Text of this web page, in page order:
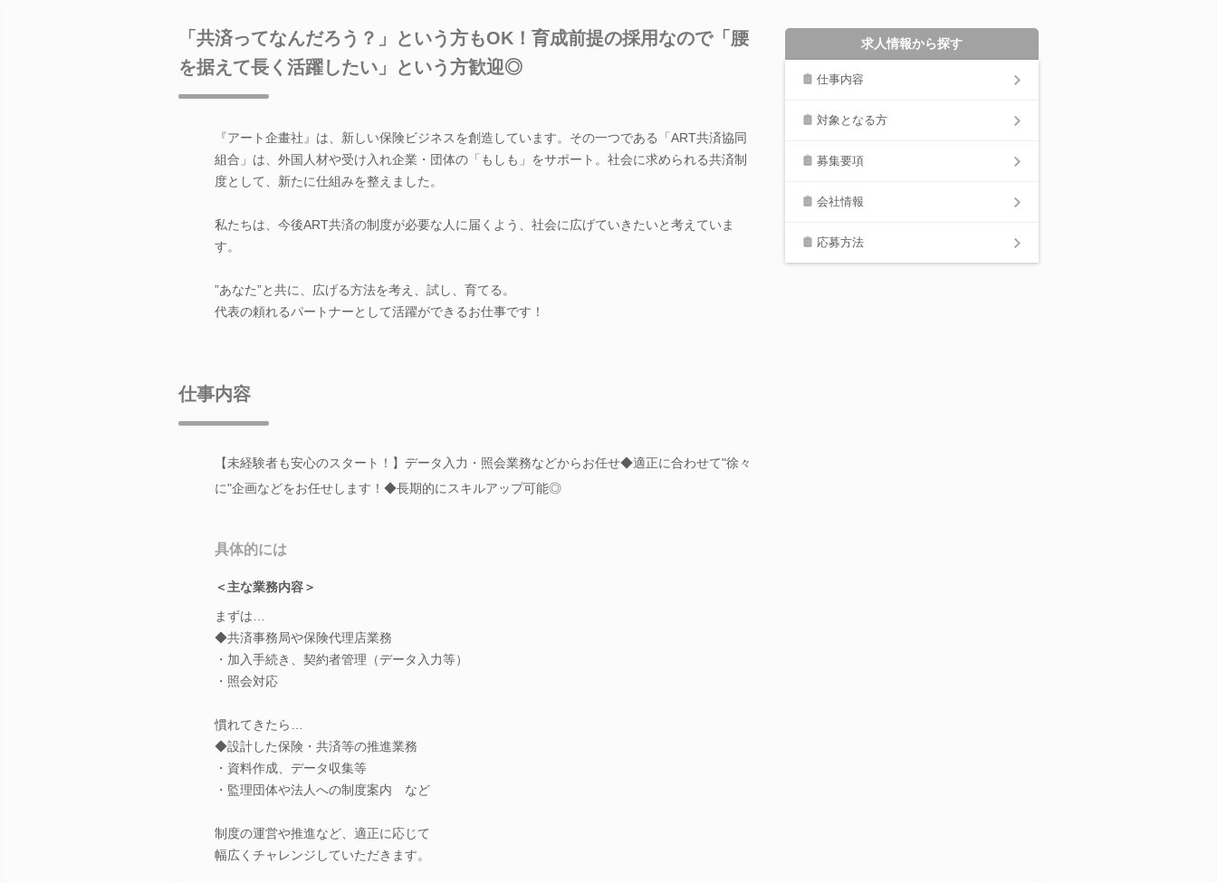
「共済ってなんだろう？」という方もOK！育成前提の採用なので「腰
を据えて長く活躍したい」という方歓迎◎
『アート企畫社』は、新しい保険ビジネスを創造しています。その一つである「ART共済協同
組合」は、外国人材や受け入れ企業・団体の「もしも」をサポート。社会に求められる共済制
度として、新たに仕組みを整えました。
私たちは、今後ART共済の制度が必要な人に届くよう、社会に広げていきたいと考えていま
す。
”あなた”と共に、広げる方法を考え、試し、育てる。
代表の頼れるパートナーとして活躍ができるお仕事です！
仕事内容
【未経験者も安心のスタート！】データ入力・照会業務などからお任せ◆適正に合わせて"徐々
に"企画などをお任せします！◆長期的にスキルアップ可能◎
具体的には
＜主な業務内容＞
まずは…
◆共済事務局や保険代理店業務
・加入手続き、契約者管理（データ入力等）
・照会対応
慣れてきたら…
◆設計した保険・共済等の推進業務
・資料作成、データ収集等
・監理団体や法人への制度案内 など
制度の運営や推進など、適正に応じて
幅広くチャレンジしていただきます。
求人情報から探す
仕事内容
対象となる方
募集要項
会社情報
応募方法